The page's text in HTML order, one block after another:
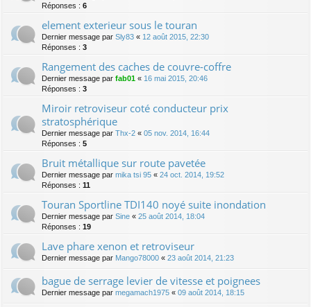
Réponses : 6
element exterieur sous le touran
Dernier message par Sly83 « 12 août 2015, 22:30
Réponses : 3
Rangement des caches de couvre-coffre
Dernier message par fab01 « 16 mai 2015, 20:46
Réponses : 3
Miroir retroviseur coté conducteur prix
stratosphérique
Dernier message par Thx-2 « 05 nov. 2014, 16:44
Réponses : 5
Bruit métallique sur route pavetée
Dernier message par mika tsi 95 « 24 oct. 2014, 19:52
Réponses : 11
Touran Sportline TDI140 noyé suite inondation
Dernier message par Sine « 25 août 2014, 18:04
Réponses : 19
Lave phare xenon et retroviseur
Dernier message par Mango78000 « 23 août 2014, 21:23
bague de serrage levier de vitesse et poignees
Dernier message par megamach1975 « 09 août 2014, 18:15